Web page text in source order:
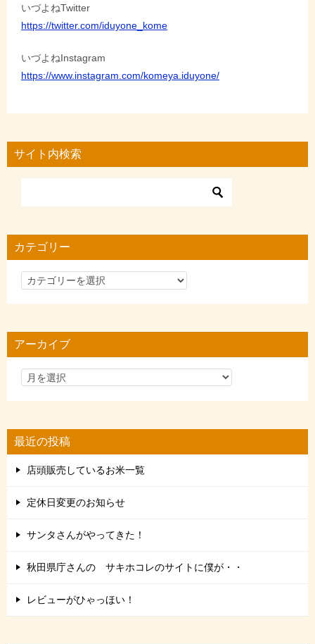
いづよねTwitter
https://twitter.com/iduyone_kome
いづよねInstagram
https://www.instagram.com/komeya.iduyone/
サイト内検索
カテゴリー
カ
リ
アーカイブ
最近の投稿
店頭販売しているお米一覧
定休日変更のお知らせ
サンタさんがやってきた！
秋田県庁さんの サキホコレのサイトに僕が・・
レビューがひゃっほい！